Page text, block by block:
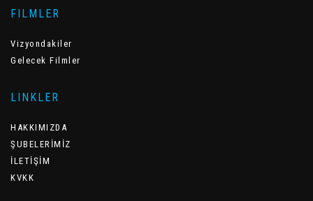
FILMLER
Vizyondakiler
Gelecek Filmler
LINKLER
HAKKIMIZDA
ŞUBELERİMİZ
İLETİŞİM
KVKK